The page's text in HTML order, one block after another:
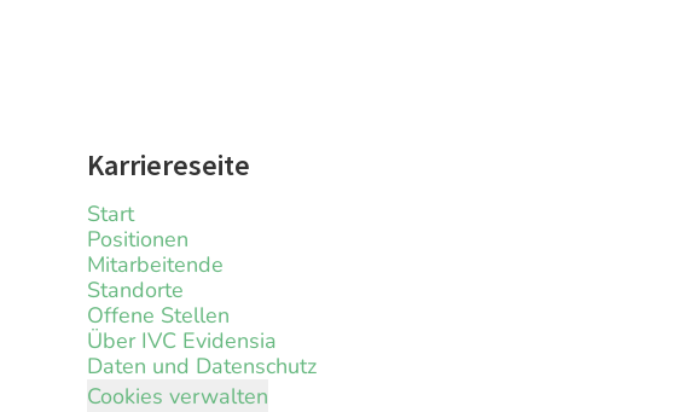
Karriereseite
Start
Positionen
Mitarbeitende
Standorte
Offene Stellen
Über IVC Evidensia
Daten und Datenschutz
Cookies verwalten